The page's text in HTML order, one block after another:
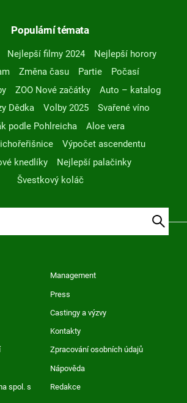
Populární témata
Nejlepší filmy 2024
Nejlepší horory
Změna času Partie
Počasí
ZOO Nové začátky
Auto – katalog
Dědka
Volby 2025
Svařené víno
podle Pohlreicha
Aloe vera
Výpočet ascendentu
knedlíky
Nejlepší palačinky
Švestkový koláč
Management
Press
Castingy a výzvy
Kontakty
Zpracování osobních údajů
Nápověda
spol. s
Redakce